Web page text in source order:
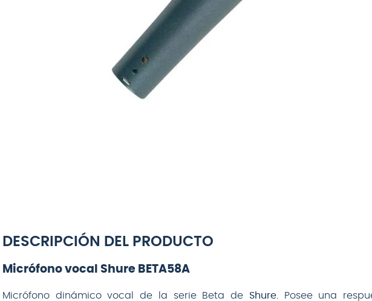
DESCRIPCIÓN DEL PRODUCTO
Micrófono vocal Shure BETA58A
Micrófono dinámico vocal de la serie Beta de Shure.
Posee una